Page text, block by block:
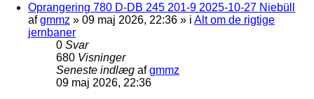
Oprangering 780 D-DB 245 201-9 2025-10-27 Niebüll
afgmmz » 09 maj 2026, 22:36 » i Alt om de rigtige
jernbaner
0 Svar
680 Visninger
Seneste indlæg afgmmz
09 maj 2026, 22:36